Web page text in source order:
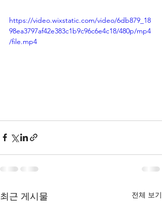
https://video.wixstatic.com/video/6db879_18
98ea3797af42e383c1b9c96c6e4c18/480p/mp4
/file.mp4
최근 게시물 전체 보기